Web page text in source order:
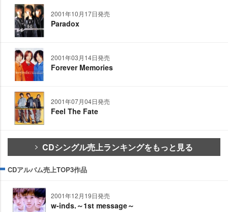
2001年10月17日発売
Paradox
2001年03月14日発売
Forever Memories
2001年07月04日発売
Feel The Fate
CDシングル売上ランキングをもっと見る
CDアルバム売上TOP3作品
2001年12月19日発売
w-inds.～1st message～